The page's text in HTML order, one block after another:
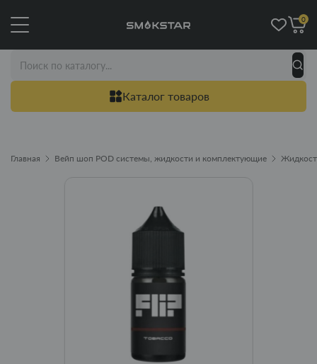
Каталог товаров
0
Главная Вейп шоп POD системы, жидкости и комплектующие